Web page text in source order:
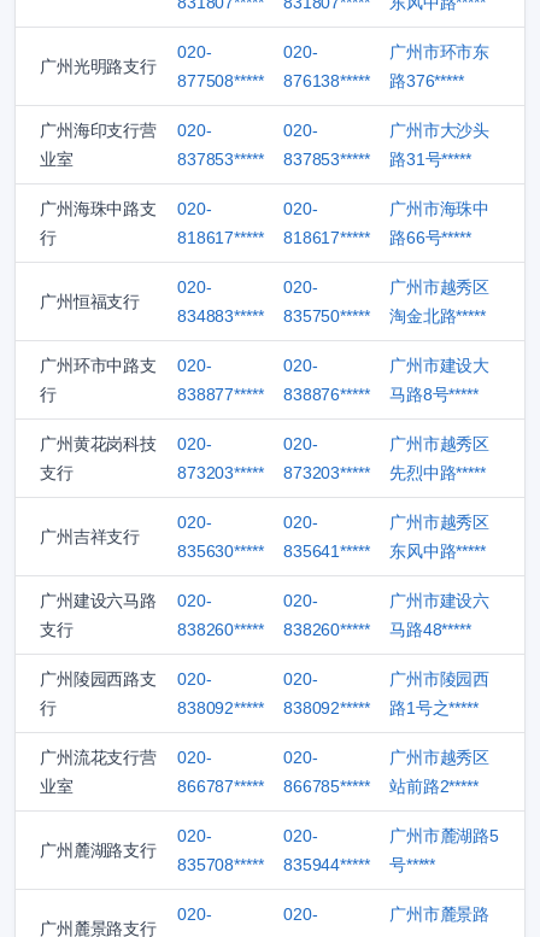
广州光明路支行
020-
877508*****
020-
876138*****
广州市环市东
路376*****
广州海印支行营
业室
020-
837853*****
020-
837853*****
广州市大沙头
路31号*****
广州海珠中路支
行
020-
818617*****
020-
818617*****
广州市海珠中
路66号*****
广州恒福支行
020-
834883*****
020-
835750*****
广州市越秀区
淘金北路*****
广州环市中路支
行
020-
838877*****
020-
838876*****
广州市建设大
马路8号*****
广州黄花岗科技
支行
020-
873203*****
020-
873203*****
广州市越秀区
先烈中路*****
广州吉祥支行
020-
835630*****
020-
835641*****
广州市越秀区
东风中路*****
广州建设六马路
支行
020-
838260*****
020-
838260*****
广州市建设六
马路48*****
广州陵园西路支
行
020-
838092*****
020-
838092*****
广州市陵园西
路1号之*****
广州流花支行营
业室
020-
866787*****
020-
866785*****
广州市越秀区
站前路2*****
广州麓湖路支行
020-
835708*****
020-
835944*****
广州市麓湖路5
号*****
广州麓景路支行
020-
020-
广州市麓景路